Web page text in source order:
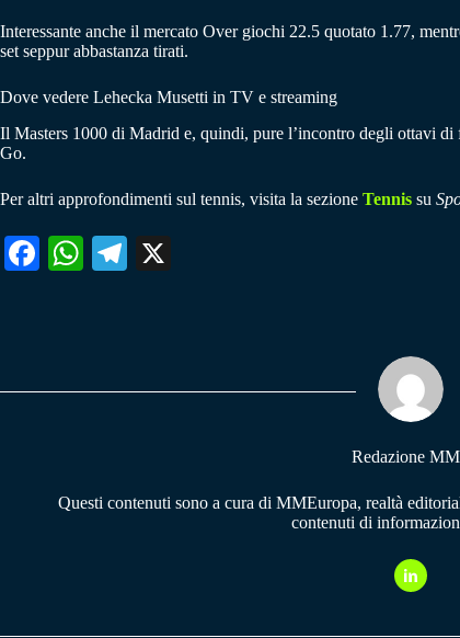
Interessante anche il mercato Over giochi 22.5 quotato 1.77,
set seppur abbastanza tirati.
Dove vedere Lehecka Musetti in TV e streaming
Il Masters 1000 di Madrid e, quindi, pure l’incontro degli ottavi
Go.
Per altri approfondimenti sul tennis, visita la sezione Tennis su
Fa W
pp
Te
m
Redazione
Questi contenuti sono a cura di MMEuropa, realtà
contenuti di